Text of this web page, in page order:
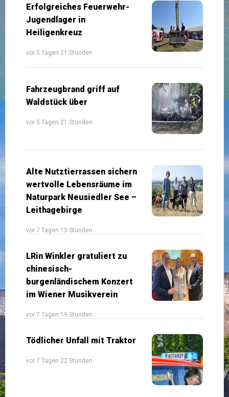
Erfolgreiches Feuerwehr-
Jugendlager in
Heiligenkreuz
vor 5 Tagen 21 Stunden
Fahrzeugbrand griff auf
Waldstück über
vor 5 Tagen 21 Stunden
Alte Nutztierrassen sichern
wertvolle Lebensräume im
Naturpark Neusiedler See –
Leithagebirge
vor 7 Tagen 13 Stunden
LRin Winkler gratuliert zu
chinesisch-
burgenländischem Konzert
im Wiener Musikverein
vor 7 Tagen 19 Stunden
Tödlicher Unfall mit Traktor
vor 7 Tagen 22 Stunden